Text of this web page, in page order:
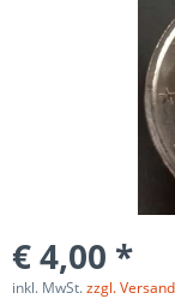
€ 4,00 *
inkl. MwSt.zzgl.